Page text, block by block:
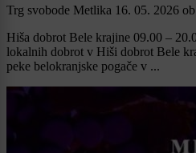
Trg svobode Metlika 16. 05. 2026 ob
Hiša dobrot Bele krajine 09.00 –
lokalnih dobrot v Hiši dobrot Bele
peke belokranjske pogače v ...